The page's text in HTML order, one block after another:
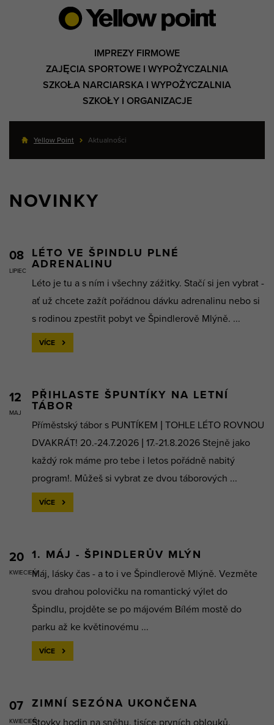
IMPREZY FIRMOWE
ZAJĘCIA SPORTOWE I WYPOŻYCZALNIA
SZKOŁA NARCIARSKA I WYPOŻYCZALNIA
SZKOŁY I ORGANIZACJE
Yellow Point Aktualności
NOVINKY
08
LIPIEC
LÉTO VE ŠPINDLU PLNÉ
ADRENALINU
Léto je tu a s ním i všechny zážitky. Stačí si jen vybrat -
ať už chcete zažít pořádnou dávku adrenalinu nebo si
s rodinou zpestřit pobyt ve Špindlerově Mlýně. ...
VÍCE
12
MAJ
PŘIHLASTE ŠPUNTÍKY NA LETNÍ
TÁBOR
Příměstský tábor s PUNTÍKEM | TOHLE LÉTO ROVNOU
DVAKRÁT! 20.-24.7.2026 | 17.-21.8.2026 Stejně jako
každý rok máme pro tebe i letos pořádně nabitý
program!. Můžeš si vybrat ze dvou táborových ...
VÍCE
20
KWIECIEŃ
1. MÁJ - ŠPINDLERŮV MLÝN
Máj, lásky čas - a to i ve Špindlerově Mlýně. Vezměte
svou drahou polovičku na romantický výlet do
Špindlu, projděte se po májovém Bílém mostě do
parku až ke květinovému ...
VÍCE
07
KWIECIEŃ
ZIMNÍ SEZÓNA UKONČENA
Stovky hodin na sněhu, tisíce prvních oblouků,